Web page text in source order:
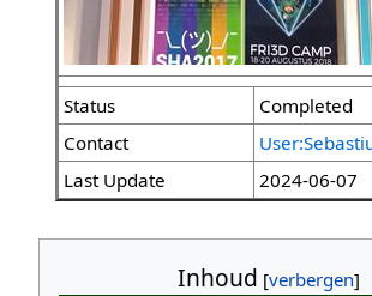
Status
Completed
Contact
Last Update
2024-06-07
Inhoud